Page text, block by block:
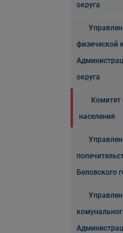
округа
физической
округа
населения
Беловского